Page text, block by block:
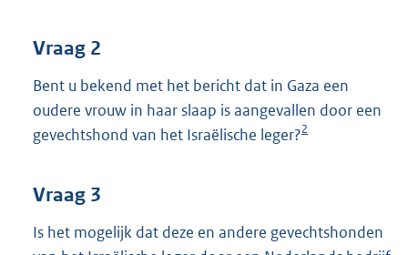
Vraag 2
Bent u bekend met het bericht dat in Gaza een
oudere vrouw in haar slaap is aangevallen door een
gevechtshond van het Israëlische leger?2
Vraag 3
Is het mogelijk dat deze en andere gevechtshonden